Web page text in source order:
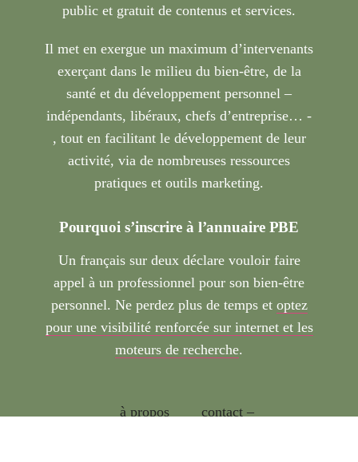
public et gratuit de contenus et services.
Il met en exergue un maximum d’intervenants
exerçant dans le milieu du bien-être, de la
santé et du développement personnel –
indépendants, libéraux, chefs d’entreprise… -
, tout en facilitant le développement de leur
activité, via de nombreuses ressources
pratiques et outils marketing.
Pourquoi s’inscrire à l’annuaire PBE
Un français sur deux déclare vouloir faire
appel à un professionnel pour son bien-être
personnel. Ne perdez plus de temps et optez
pour une visibilité renforcée sur internet et les
moteurs de recherche.
à propos
contact –